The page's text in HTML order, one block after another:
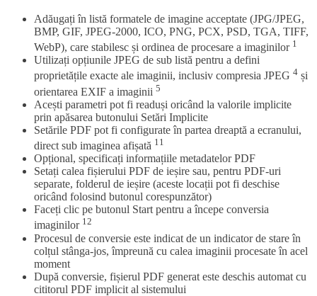
Adăugați în listă formatele de imagine acceptate (JPG/JPEG,
BMP, GIF, JPEG-2000, ICO, PNG, PCX, PSD, TGA, TIFF,
WebP), care stabilesc și ordinea de procesare a imaginilor 1
Utilizați opțiunile JPEG de sub listă pentru a defini
proprietățile exacte ale imaginii, inclusiv compresia JPEG 4 și
orientarea EXIF a imaginii 5
Acești parametri pot fi readuși oricând la valorile implicite
prin apăsarea butonului Setări Implicite
Setările PDF pot fi configurate în partea dreaptă a ecranului,
direct sub imaginea afișată 11
Opțional, specificați informațiile metadatelor PDF
Setați calea fișierului PDF de ieșire sau, pentru PDF-uri
separate, folderul de ieșire (aceste locații pot fi deschise
oricând folosind butonul corespunzător)
Faceți clic pe butonul Start pentru a începe conversia
imaginilor 12
Procesul de conversie este indicat de un indicator de stare în
colțul stânga-jos, împreună cu calea imaginii procesate în acel
moment
După conversie, fișierul PDF generat este deschis automat cu
cititorul PDF implicit al sistemului